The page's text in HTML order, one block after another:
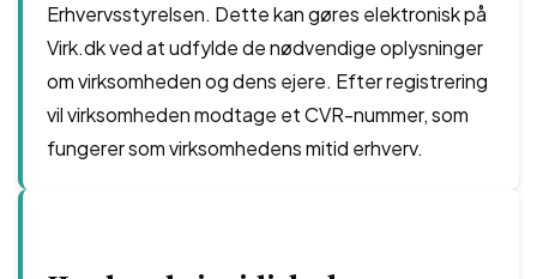
Erhvervsstyrelsen. Dette kan gøres elektronisk på
Virk.dk ved at udfylde de nødvendige oplysninger
om virksomheden og dens ejere. Efter registrering
vil virksomheden modtage et CVR-nummer, som
fungerer som virksomhedens mitid erhverv.